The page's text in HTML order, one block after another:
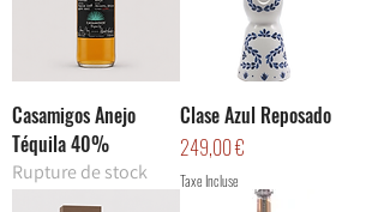
Casamigos Anejo
Téquila 40%
Rupture de stock
Clase Azul Reposado
Prix
249,00 €
Taxe Incluse